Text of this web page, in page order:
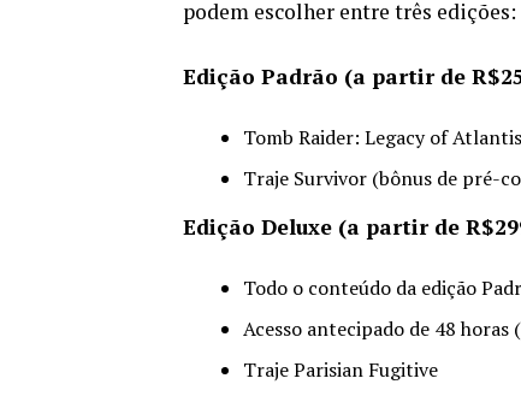
podem escolher entre três edições:
Edição Padrão (a partir de
Tomb Raider: Legacy of
Traje Survivor (bônus de pré-
Edição Deluxe (a partir de
Todo o conteúdo da edição
Acesso antecipado de 48
Traje Parisian Fugitive